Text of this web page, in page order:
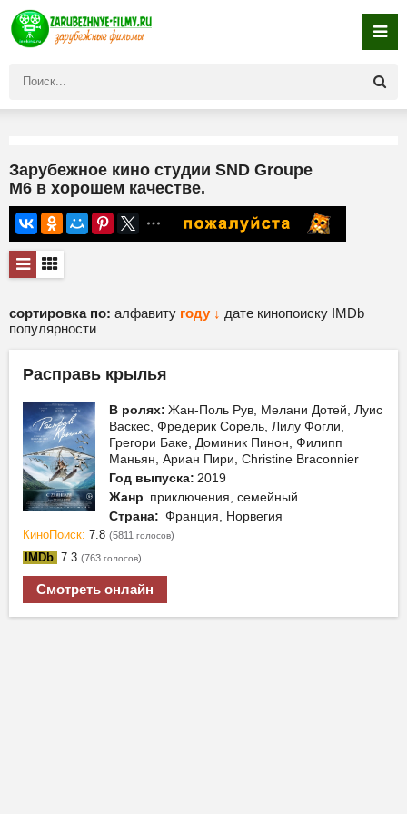
Зарубежное кино студии SND Groupe
M6 в хорошем качестве.
сортировка по: алфавиту году ↓ дате кинопоиску IMDb
популярности
Расправь крылья
В ролях: Жан-Поль Рув, Мелани Дотей, Луис
Васкес, Фредерик Сорель, Лилу Фогли,
Грегори Баке, Доминик Пинон, Филипп
Маньян, Ариан Пири, Christine Braconnier
Год выпуска: 2019
Жанр приключения, семейный
Страна: Франция, Норвегия
КиноПоиск: 7.8 (5811 голосов)
IMDb 7.3 (763 голосов)
Смотреть онлайн